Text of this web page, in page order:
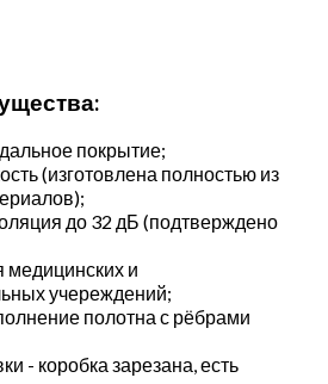
покрытие;
(изготовлена полностью из
до 32 дБ (подтверждено
медицинских и
учереждений;
полотна с рёбрами
- коробка зарезана, есть